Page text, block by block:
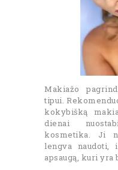
Makiažo
tipui.
kokybišką
dienai
kosmetika. Ji
lengva naudoti,
apsaugą, kuri yra